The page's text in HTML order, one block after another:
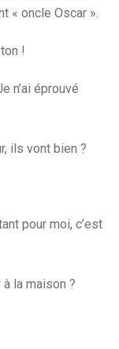
« oncle Oscar ».
!
n’ai éprouvé
ils vont bien ?
pour moi, c’est
la maison ?